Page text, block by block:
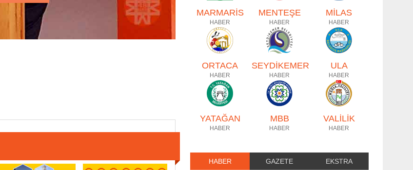
MARMARİS
HABER
MENTEŞE
HABER
MİLAS
HABER
ORTACA
HABER
SEYDİKEMER
HABER
ULA
HABER
YATAĞAN
HABER
MBB
HABER
VALİLİK
HABER
HABER GAZETE EKSTRA